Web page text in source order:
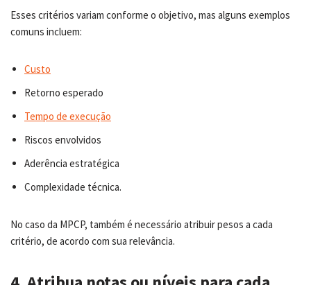
Esses critérios variam conforme o objetivo, mas alguns exemplos
comuns incluem:
Custo
Retorno esperado
Tempo de execução
Riscos envolvidos
Aderência estratégica
Complexidade técnica.
No caso da MPCP, também é necessário atribuir pesos a cada
critério, de acordo com sua relevância.